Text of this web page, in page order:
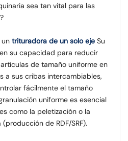
sea tan vital para las
trituradora de un solo eje Su
su capacidad para reducir
de tamaño uniforme en
a sus cribas intercambiables,
fácilmente el tamaño
uniforme es esencial
como la peletización o la
de RDF/SRF).